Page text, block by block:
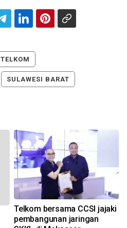
TELKOM
SULAWESI BARAT
Telkom bersama CCSI jajaki
pembangunan jaringan